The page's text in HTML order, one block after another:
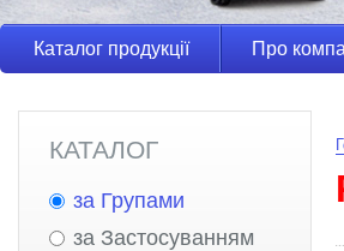
Каталог продукції Про
КАТАЛОГ
за Групами
за Застосуванням